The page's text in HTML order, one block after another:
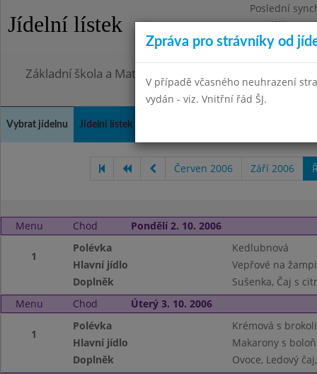
Jídelní lístek
Poslední
Pondělí
Omezení
Základní škola a Mateřská škola, Praha 4, Ohradní 49
Vybrat jídelnu Jídelní lístek
Červen 2006 Září 2006
Menu Chod Pondělí 2. 10. 2006
1
Polévka
Kedlubnová
Hlavní jídlo
Vepřové na
Doplněk
Sušenka, Čaj s
Menu
Chod Úterý 3. 10. 2006
1
Polévka
Krémová s
Hlavní jídlo
Makarony s
Doplněk
Ovoce, Ledový
Zpráva pro strávníky od
V případě včasného neuhrazení
vydán - viz. Vnitřní řád ŠJ.